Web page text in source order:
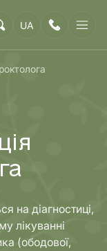
UA
на діагностиці,
лікуванні
(ободової,